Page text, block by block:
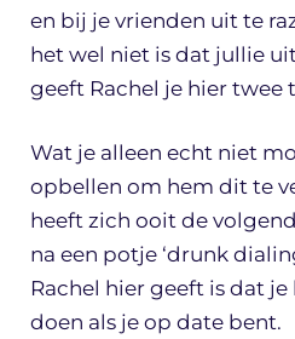
en bij je vrienden uit te
het wel niet is dat jullie
geeft Rachel je hier twee
Wat je alleen echt niet
opbellen om hem dit te
heeft zich ooit de
na een potje ‘drunk
Rachel hier geeft is dat
doen als je op date bent.